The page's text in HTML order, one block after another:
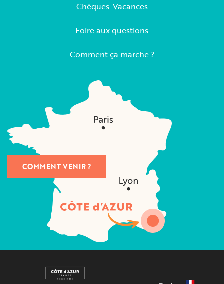
Chèques-Vacances
Foire aux questions
Comment ça marche ?
COMMENT VENIR ?